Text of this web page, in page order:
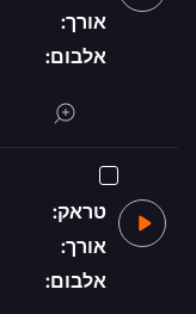
אורך:
אלבום:
טראק:
אורך:
אלבום: